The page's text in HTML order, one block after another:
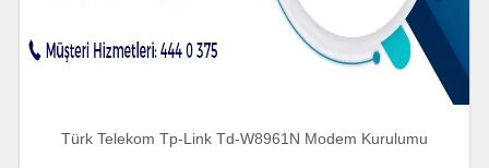
Türk Telekom Tp-Link Td-W8961N Modem Kurulumu